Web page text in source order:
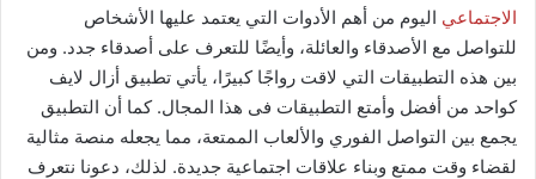
الاجتماعي اليوم من أهم الأدوات التي يعتمد عليها الأشخاص
للتواصل مع الأصدقاء والعائلة، وأيضًا للتعرف على أصدقاء جدد. ومن
بين هذه التطبيقات التي لاقت رواجًا كبيرًا، يأتي تطبيق أزال لايف
كواحد من أفضل وأمتع التطبيقات فى هذا المجال. كما أن التطبيق
يجمع بين التواصل الفوري والألعاب الممتعة، مما يجعله منصة مثالية
لقضاء وقت ممتع وبناء علاقات اجتماعية جديدة. لذلك، دعونا نتعرف